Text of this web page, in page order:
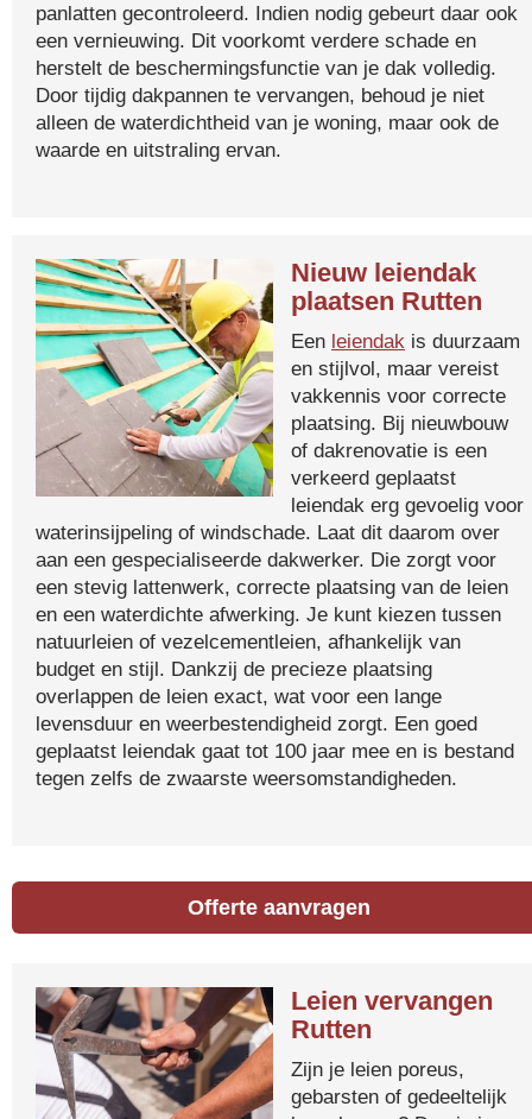
panlatten gecontroleerd. Indien nodig gebeurt daar ook
een vernieuwing. Dit voorkomt verdere schade en
herstelt de beschermingsfunctie van je dak volledig.
Door tijdig dakpannen te vervangen, behoud je niet
alleen de waterdichtheid van je woning, maar ook de
waarde en uitstraling ervan.
Nieuw leiendak
plaatsen Rutten
Een leiendak is duurzaam
en stijlvol, maar vereist
vakkennis voor correcte
plaatsing. Bij nieuwbouw
of dakrenovatie is een
verkeerd geplaatst
leiendak erg gevoelig voor
waterinsijpeling of windschade. Laat dit daarom over
aan een gespecialiseerde dakwerker. Die zorgt voor
een stevig lattenwerk, correcte plaatsing van de leien
en een waterdichte afwerking. Je kunt kiezen tussen
natuurleien of vezelcementleien, afhankelijk van
budget en stijl. Dankzij de precieze plaatsing
overlappen de leien exact, wat voor een lange
levensduur en weerbestendigheid zorgt. Een goed
geplaatst leiendak gaat tot 100 jaar mee en is bestand
tegen zelfs de zwaarste weersomstandigheden.
Offerte aanvragen
Leien vervangen
Rutten
Zijn je leien poreus,
gebarsten of gedeeltelijk